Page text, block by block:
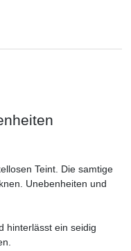
Teint. Die samtige
Unebenheiten und
hinterlässt ein seidig